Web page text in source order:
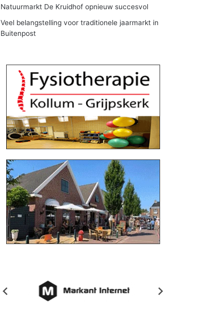
Natuurmarkt De Kruidhof opnieuw succesvol
Veel belangstelling voor traditionele jaarmarkt in
Buitenpost